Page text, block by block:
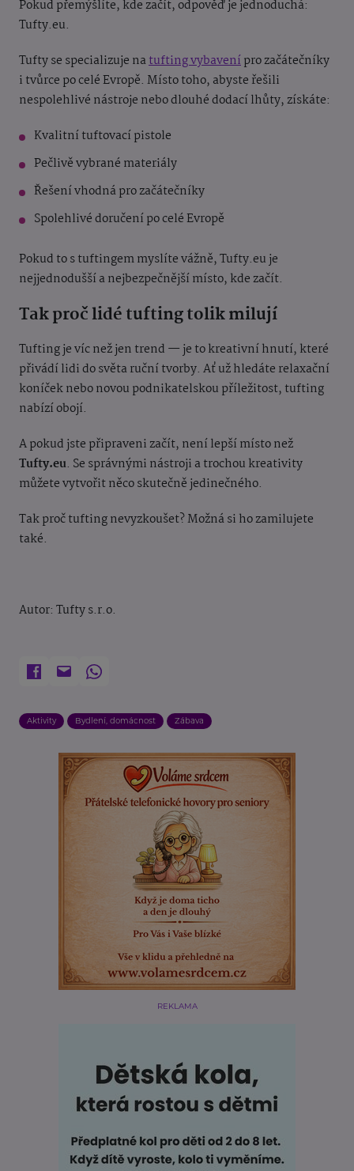
Pokud přemýšlíte, kde začít, odpověď je jednoduchá:
Tufty.eu.
Tufty se specializuje natufting vybavenípro začátečníky
i tvůrce po celé Evropě. Místo toho, abyste řešili
nespolehlivé nástroje nebo dlouhé dodací lhůty, získáte:
Kvalitní tuftovací pistole
Pečlivě vybrané materiály
Řešení vhodná pro začátečníky
Spolehlivé doručení po celé Evropě
Pokud to s tuftingem myslíte vážně, Tufty.eu je
nejjednodušší a nejbezpečnější místo, kde začít.
Tak proč lidé tufting tolik milují
Tufting je víc než jen trend — je to kreativní hnutí, které
přivádí lidi do světa ruční tvorby. Ať už hledáte relaxační
koníček nebo novou podnikatelskou příležitost, tufting
nabízí obojí.
A pokud jste připraveni začít, není lepší místo než
Tufty.eu. Se správnými nástroji a trochou kreativity
můžete vytvořit něco skutečně jedinečného.
Tak proč tufting nevyzkoušet? Možná si ho zamilujete
také.
Autor: Tufty s.r.o.
Aktivity Bydlení, domácnost Zábava
REKLAMA